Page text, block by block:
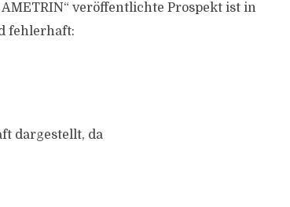
veröffentlichte Prospekt ist in
fehlerhaft:
dargestellt, da